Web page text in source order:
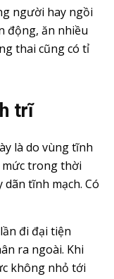
người hay ngồi
động, ăn nhiều
thai cũng có tỉ
trĩ
là do vùng tĩnh
mức trong thời
tĩnh mạch. Có
đi đại tiện
ra ngoài. Khi
không nhỏ tới